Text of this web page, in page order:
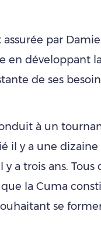
par
en développant
de ses
à un
il y a une dizaine
a trois ans. Tous
la Cuma
se